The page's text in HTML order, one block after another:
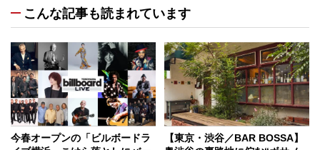
こんな記事も読まれています
今春オープンの「ビルボードラ
【東京・渋谷／BAR BOSSA】